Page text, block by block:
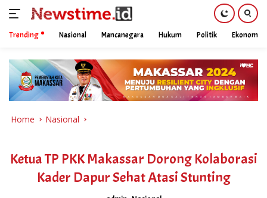
content
Trending Nasional Mancanegara Hukum Politik Ekonomi
Home Nasional
Ketua TP PKK Makassar Dorong Kolaborasi
Kader Dapur Sehat Atasi Stunting